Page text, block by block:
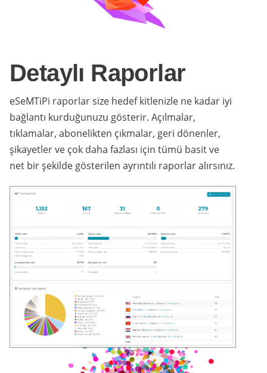
Detaylı Raporlar
eSeMTiPi raporlar size hedef kitlenizle ne kadar iyi
bağlantı kurduğunuzu gösterir. Açılmalar,
tıklamalar, abonelikten çıkmalar, geri dönenler,
şikayetler ve çok daha fazlası için tümü basit ve
net bir şekilde gösterilen ayrıntılı raporlar alırsınız.